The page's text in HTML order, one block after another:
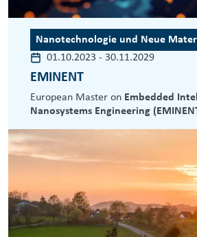
Nanotechnologie und Neue
01.10.2023 - 30.11.2029
EMINENT
European Master on Embedded
Nanosystems Engineering